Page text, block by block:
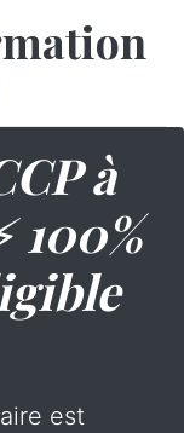
à
100%
est